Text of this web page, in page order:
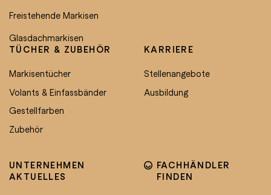
UNTERNEHMEN
AKTUELLES
Freistehende Markisen
Glasdachmarkisen
TÜCHER & ZUBEHÖR
Markisentücher
Volants & Einfassbänder
Gestellfarben
Zubehör
KARRIERE
Stellenangebote
Ausbildung
FACHHÄNDLER
FINDEN